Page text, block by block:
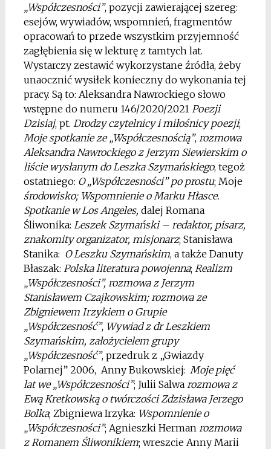
„Współczesności”, pozycji zawierającej szereg:
esejów, wywiadów, wspomnień, fragmentów
opracowań to przede wszystkim przyjemność
zagłębienia się w lekturę z tamtych lat.
Wystarczy zestawić wykorzystane źródła, żeby
unaocznić wysiłek konieczny do wykonania tej
pracy. Są to: Aleksandra Nawrockiego słowo
wstępne do numeru 146/2020/2021 Poezji
Dzisiaj, pt. Drodzy czytelnicy i miłośnicy poezji;
Moje spotkanie ze „Współczesnością”, rozmowa
Aleksandra Nawrockiego z Jerzym Siewierskim o
liście wysłanym do Leszka Szymańskiego, tegoż
ostatniego: O „Współczesności” po prostu; Moje
środowisko; Wspomnienie o Marku Hłasce.
Spotkanie w Los Angeles, dalej Romana
Śliwonika: Leszek Szymański – redaktor, pisarz,
znakomity organizator, misjonarz; Stanisława
Stanika: O Leszku Szymańskim, a także Danuty
Błaszak: Polska literatura powojenna; Realizm
„Współczesności”, rozmowa z Jerzym
Stanisławem Czajkowskim; rozmowa ze
Zbigniewem Irzykiem o Grupie
„Współczesność”, Wywiad z dr Leszkiem
Szymańskim, założycielem grupy
„Współczesność”, przedruk z „Gwiazdy
Polarnej” 2006, Anny Bukowskiej: Moje pięć
lat we „Współczesności”; Julii Salwa rozmowa z
Ewą Kretkowską o twórczości Zdzisława Jerzego
Bolka; Zbigniewa Irzyka: Wspomnienie o
„Współczesności”; Agnieszki Herman rozmowa
z Romanem Śliwonikiem; wreszcie Anny Marii